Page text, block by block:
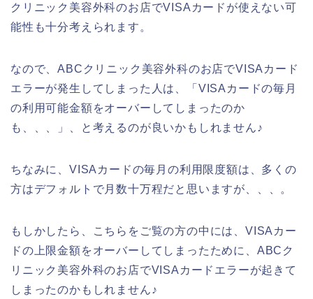
クリニック美容外科のお店でVISAカードが使えない可
能性も十分考えられます。
なので、ABCクリニック美容外科のお店でVISAカード
エラーが発生してしまった人は、「VISAカードの毎月
の利用可能金額をオーバーしてしまったのか
も、、、」、と考えるのが良いかもしれません♪
ちなみに、VISAカードの毎月の利用限度額は、多くの
方はデフォルトで月数十万程だと思いますが、、、。
もしかしたら、こちらをご覧の方の中には、VISAカー
ドの上限金額をオーバーしてしまったために、ABCク
リニック美容外科のお店でVISAカードエラーが起きて
しまったのかもしれません♪